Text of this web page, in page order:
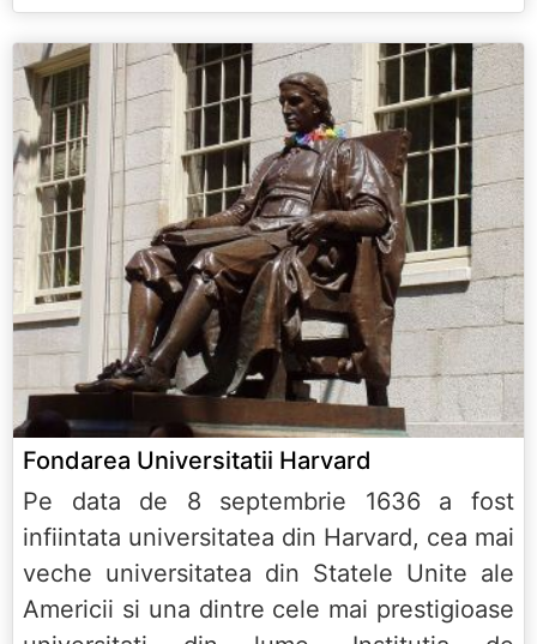
Fondarea Universitatii Harvard
Pe data de 8 septembrie 1636 a fost
infiintata universitatea din Harvard, cea mai
veche universitatea din Statele Unite ale
Americii si una dintre cele mai prestigioase